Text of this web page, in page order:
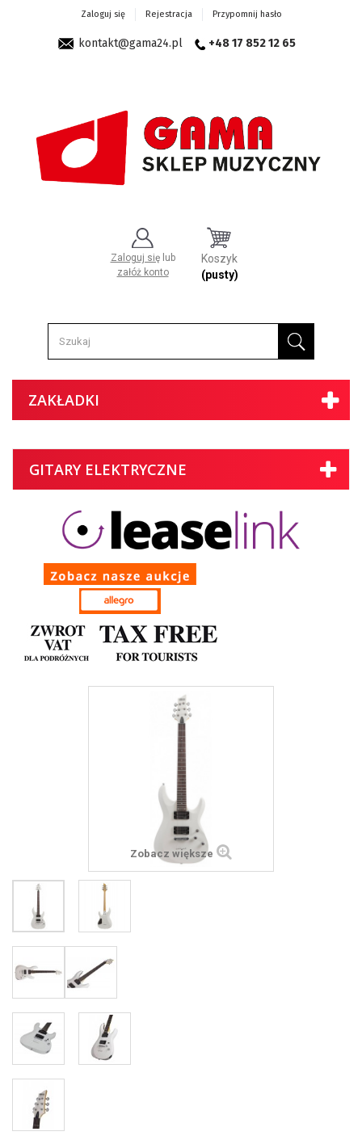
Zaloguj się Rejestracja Przypomnij hasło
kontakt@gama24.pl +48 17 852 12 65
Zaloguj się lub
załóż konto
Koszyk
(pusty)
ZAKŁADKI
GITARY ELEKTRYCZNE
Zobacz większe